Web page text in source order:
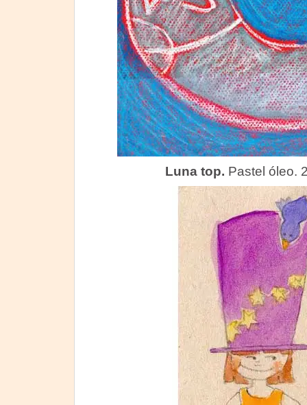
Luna top. Pastel óleo.